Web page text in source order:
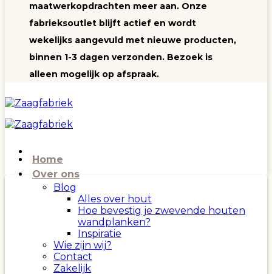
maatwerkopdrachten meer aan. Onze
fabrieksoutlet blijft actief en wordt
wekelijks aangevuld met nieuwe producten,
binnen 1-3 dagen verzonden. Bezoek is
alleen mogelijk op afspraak.
Home
Over ons
Blog
Alles over hout
Hoe bevestig je zwevende houten
wandplanken?
Inspiratie
Wie zijn wij?
Contact
Zakelijk